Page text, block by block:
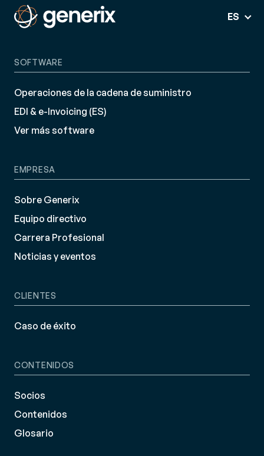
ES
SOFTWARE
Operaciones de la cadena de suministro
EDI & e-Invoicing (ES)
Ver más software
EMPRESA
Sobre Generix
Equipo directivo
Carrera Profesional
Noticias y eventos
CLIENTES
Caso de éxito
CONTENIDOS
Socios
Contenidos
Glosario